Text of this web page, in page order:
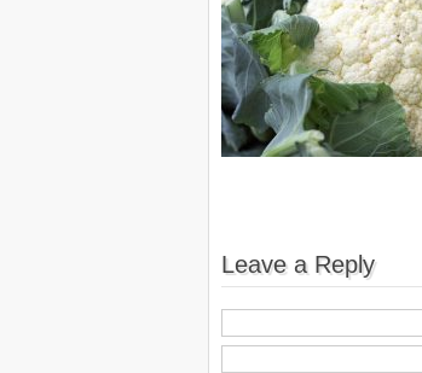
Leave a Reply